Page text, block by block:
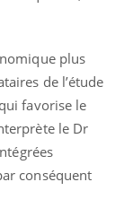
plus
de l’étude
favorise le
le Dr
conséquent